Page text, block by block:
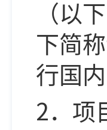
（以
下简
行国
2．项